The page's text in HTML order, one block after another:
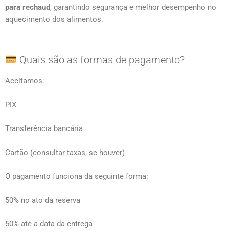
para rechaud, garantindo segurança e melhor desempenho no
aquecimento dos alimentos.
Quais são as formas de pagamento?
Aceitamos:
PIX
Transferência bancária
Cartão (consultar taxas, se houver)
O pagamento funciona da seguinte forma:
50% no ato da reserva
50% até a data da entrega